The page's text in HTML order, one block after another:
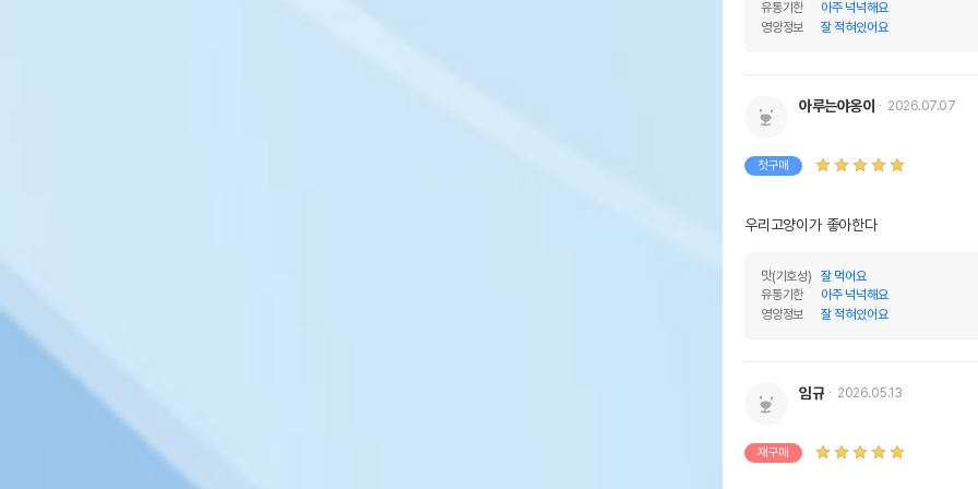
유통기한
아주 넉넉해요
영양정보
잘 적혀있어요
아루는야옹이 2026.07.07
첫구매
우리고양이가 좋아한다
맛(기호성)
잘 먹어요
유통기한
아주 넉넉해요
영양정보
잘 적혀있어요
임규 2026.05.13
재구매